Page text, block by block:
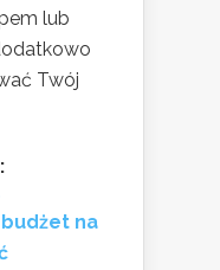
lub
Twój
na